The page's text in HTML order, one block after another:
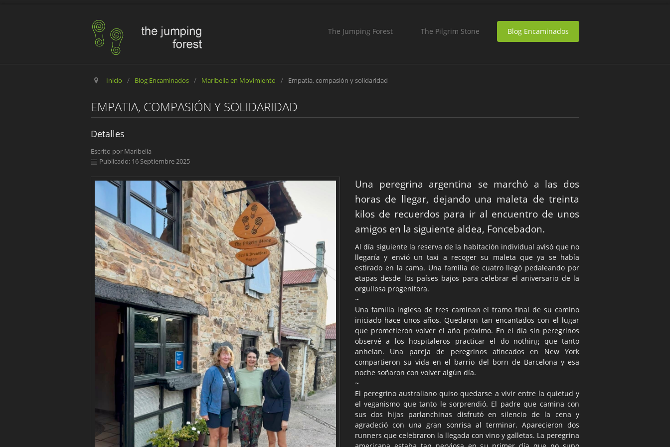
The Jumping Forest The Pilgrim Stone Blog Encaminados
Inicio / Blog Encaminados / Maribelia en Movimiento / Empatia, compasión y solidaridad
EMPATIA, COMPASIÓN Y SOLIDARIDAD
Detalles
Escrito por Maribelia
Publicado: 16 Septiembre 2025
Una peregrina argentina se marchó a las dos
horas de llegar, dejando una maleta de treinta
kilos de recuerdos para ir al encuentro de unos
amigos en la siguiente aldea, Foncebadon.
Al día siguiente la reserva de la habitación individual avisó que no
llegaría y envió un taxi a recoger su maleta que ya se había
estirado en la cama. Una familia de cuatro llegó pedaleando por
etapas desde los países bajos para celebrar el aniversario de la
orgullosa progenitora.
~
Una familia inglesa de tres caminan el tramo final de su camino
iniciado hace unos años. Quedaron tan encantados con el lugar
que prometieron volver el año próximo. En el día sin peregrinos
observé a los hospitaleros practicar el do nothing que tanto
anhelan. Una pareja de peregrinos afincados en New York
compartieron su vida en el barrio del born de Barcelona y esa
noche soñaron con volver algún día.
~
El peregrino australiano quiso quedarse a vivir entre la quietud y
el veganismo que tanto le sorprendió. El padre que camina con
sus dos hijas parlanchinas disfrutó en silencio de la cena y
agradeció con una gran sonrisa al terminar. Aparecieron dos
runners que celebraron la llegada con vino y galletas. La peregrina